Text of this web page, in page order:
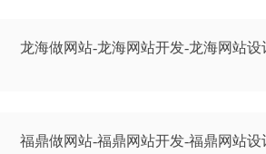
龙海做网站-龙海网站开发-龙海网站
福鼎做网站-福鼎网站开发-福鼎网站